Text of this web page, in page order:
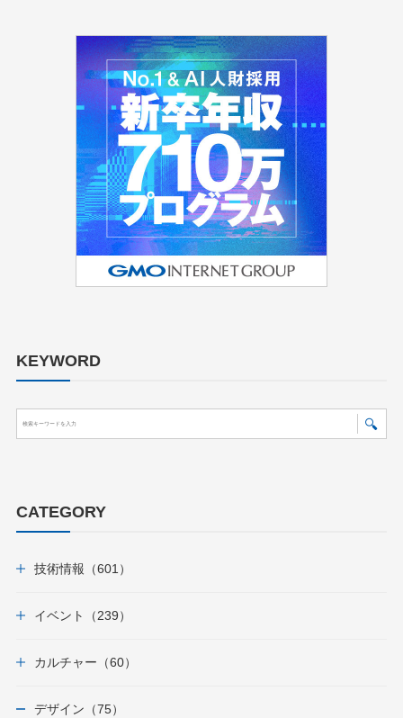
KEYWORD
CATEGORY
技術情報（601）
イベント（239）
カルチャー（60）
デザイン（75）